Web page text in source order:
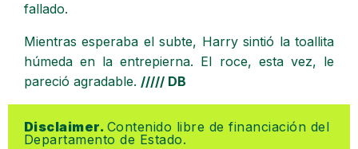
fallado.
Mientras esperaba el subte, Harry sintió la toallita
húmeda en la entrepierna. El roce, esta vez, le
pareció agradable. ///// DB
Disclaimer. Contenido libre de financiación del
Departamento de Estado.